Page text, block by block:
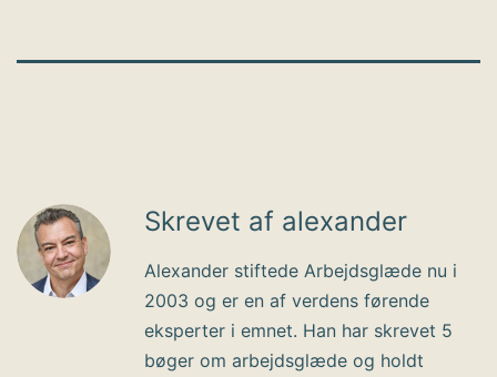
Skrevet af alexander
Alexander stiftede Arbejdsglæde nu i
2003 og er en af verdens førende
eksperter i emnet. Han har skrevet 5
bøger om arbejdsglæde og holdt